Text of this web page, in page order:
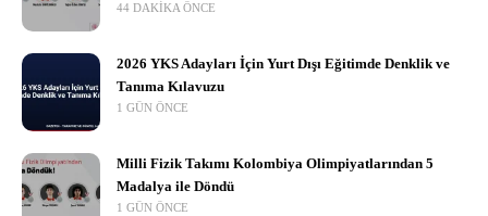
44 DAKIKA ÖNCE
2026 YKS Adayları İçin Yurt Dışı Eğitimde Denklik ve
Tanıma Kılavuzu
1 GÜN ÖNCE
Milli Fizik Takımı Kolombiya Olimpiyatlarından 5
Madalya ile Döndü
1 GÜN ÖNCE